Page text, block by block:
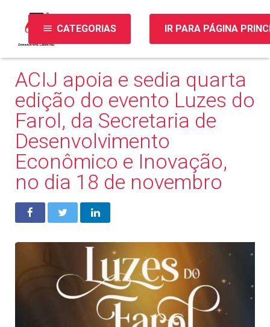
menu CATEGORIAS IR PARA PÁGINA
ACIJ apoia e sedia quarta
edição do evento Luzes do
Farol, da Secretaria de
Desenvolvimento
Econômico e Inovação,
no dia 18 de novembro